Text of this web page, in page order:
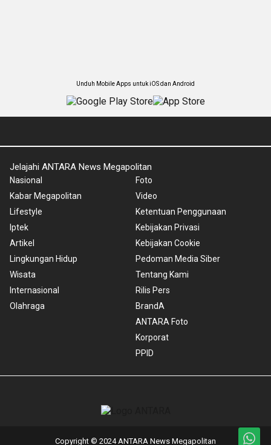
Unduh Mobile Apps untuk iOS dan Android
Jelajahi ANTARA News Megapolitan
Nasional
Kabar Megapolitan
Lifestyle
Iptek
Artikel
Lingkungan Hidup
Wisata
Internasional
Olahraga
Foto
Video
Ketentuan Penggunaan
Kebijakan Privasi
Kebijakan Cookie
Pedoman Media Siber
Tentang Kami
Rilis Pers
BrandA
ANTARA Foto
Korporat
PPID
Copyright © 2024 ANTARA News Megapolitan